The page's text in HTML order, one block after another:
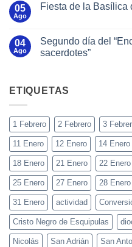
05
Ago
Fiesta de la Basílica
04
Ago
Segundo día del
sacerdotes”
ETIQUETAS
1 Febrero 2 Febrero 3
11 Enero 12 Enero 14 Enero
18 Enero 21 Enero 22 Enero
25 Enero 27 Enero 28 Enero
31 Enero actividad
Cristo Negro de Esquipulas
Nicolás San Adrián San